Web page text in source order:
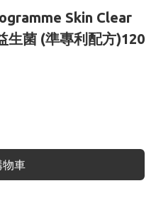
Skin Clear
生菌 (準專利配方)120
物車